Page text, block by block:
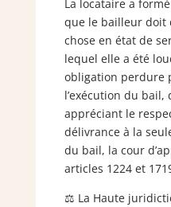
La locataire a
que le bailleur doit
chose en état de
lequel elle a été
obligation perdure
l’exécution du bail,
appréciant le
délivrance à la
du bail, la cour
articles 1224 et
⚖ La Haute